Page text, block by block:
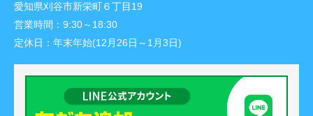
愛知県刈谷市新栄町６丁目19
営業時間： 9:30～18:30
定休日： 年末年始(12月26日～1月3日)